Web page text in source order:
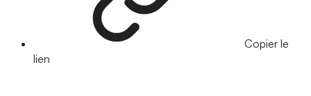
Copier le
lien